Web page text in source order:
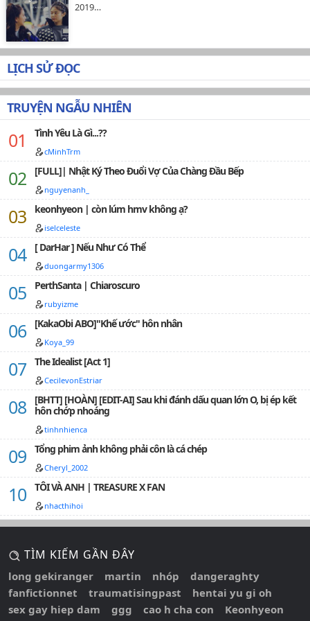
áiĐừng hỏi, hỏi chính là ngọt ngọt ngọt ngọt ngọt
2019…
LỊCH SỬ ĐỌC
TRUYỆN NGẪU NHIÊN
Tình Yêu Là Gì...??
cMinhTrm
[FULL]| Nhật Ký Theo Đuổi Vợ Của Chàng Đầu Bếp
nguyenanh_
keonhyeon | còn lúm hmv không ạ?
iselceleste
[ DarHar ] Nếu Như Có Thể
duongarmy1306
PerthSanta | Chiaroscuro
rubyizme
[KakaObi ABO]"Khế ước" hôn nhân
Koya_99
The Idealist [Act 1]
CecilevonEstriar
[BHTT] [HOÀN] [EDIT-AI] Sau khi đánh dấu quan lớn O, bị ép kết
hôn chớp nhoáng
tinhnhienca
Tổng phim ảnh không phải côn là cá chép
Cheryl_2002
TÔI VÀ ANH | TREASURE X FAN
nhacthihoi
TÌM KIẾM GẦN ĐÂY
long gekiranger martin nhóp
dangeraghty
fanfictionnet
traumatisingpast
hentai yu gi oh
sex gay hiep dam
ggg cao h cha con
Keonhyeon